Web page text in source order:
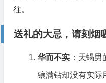
往。
送礼的大忌，请刻烟
华而不实：天蝎男
镶满钻却没有实际